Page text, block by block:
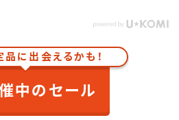
に出会えるかも！
中のセール